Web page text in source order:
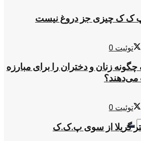
پ ک ک چیزی جز دروغ نیست
توئیت 0
زنان و دختران را برای مبارزه
می‌دهند؟
توئیت 0
گریلا از سوی پ.ک.ک